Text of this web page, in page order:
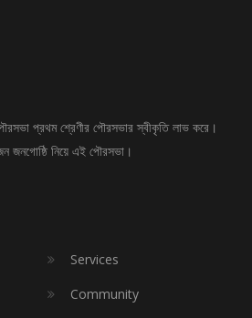
প্রথম শ্রেণীর পৌরসভার স্বীকৃতি লাভ করে।
জনগোষ্ঠি নিয়ে এই পৌরসভা।
Services
Community